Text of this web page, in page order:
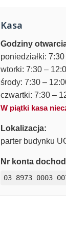
Kasa
Godziny
poniedziałki:
wtorki: 7:30 –
środy: 7:30 –
czwartki: 7:30 –
W piątki kasa
Lokalizacja:
parter budynku
Nr konta
03 8973 0003